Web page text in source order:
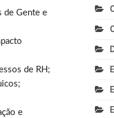
de Gente e
de RH;
e